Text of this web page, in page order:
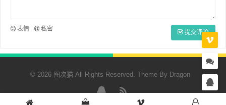
表情 私密 提交评论
© 2026 图次猫 All Rights Reserved. Theme By Dragon